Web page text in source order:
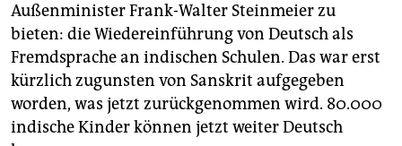
Außenminister Frank-Walter Steinmeier zu
bieten: die Wiedereinführung von Deutsch als
Fremdsprache an indischen Schulen. Das war erst
kürzlich zugunsten von Sanskrit aufgegeben
worden, was jetzt zurückgenommen wird. 80.000
indische Kinder können jetzt weiter Deutsch